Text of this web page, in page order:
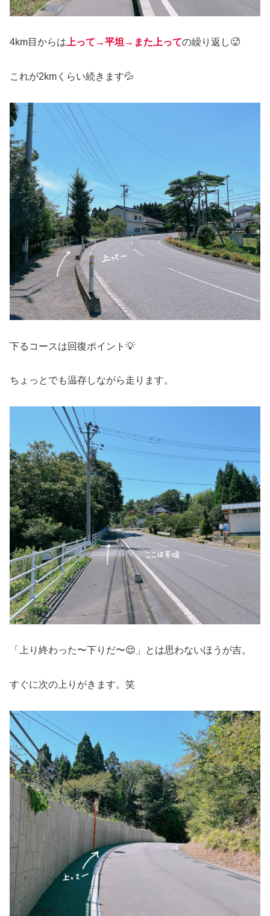
4km目からは 上って→平坦→また上っての繰り返し🥵
これが2kmくらい続きます💦
下るコースは回復ポイント💡
ちょっとでも温存しながら走ります。
「上り終わった〜下りだ〜😌」とは思わないほうが吉。
すぐに次の上りがきます。笑